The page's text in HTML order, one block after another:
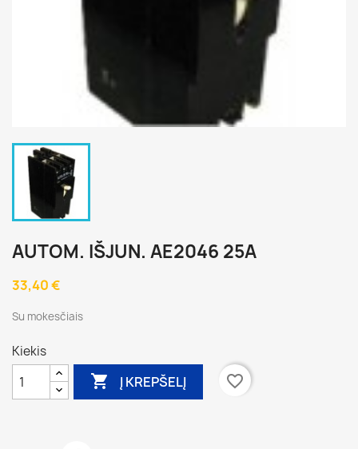
AUTOM. IŠJUN. AE2046 25A
33,40 €
Su mokesčiais
Kiekis
 Į KREPŠELĮ favorite_border